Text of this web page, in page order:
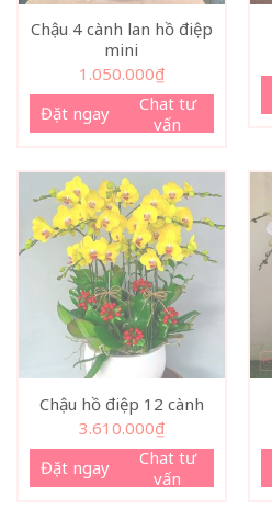
Chậu 4 cành lan hồ điệp
mini
1.050.000₫
Đặt ngay
Chat tư
vấn
Chậu hồ điệp 12 cành
3.610.000₫
Đặt ngay
Chat tư
vấn